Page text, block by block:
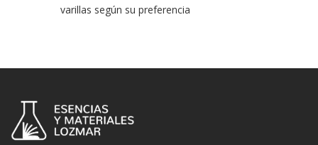
varillas según su preferencia